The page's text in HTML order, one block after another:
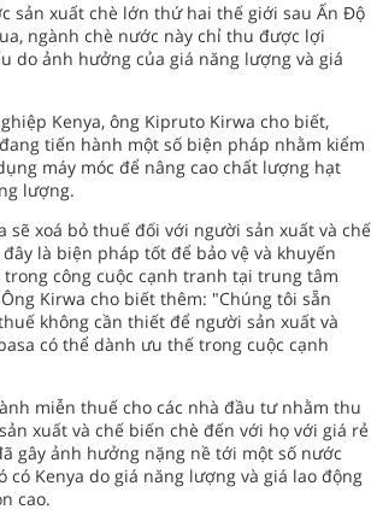
sản xuất chè lớn thứ hai thế giới sau Ấn Độ
ngành chè nước này chỉ thu được lợi
do ảnh hưởng của giá năng lượng và giá
Kenya, ông Kipruto Kirwa cho biết,
tiến hành một số biện pháp nhằm kiểm
máy móc để nâng cao chất lượng hạt
lượng.
sẽ xoá bỏ thuế đối với người sản xuất và chế
là biện pháp tốt để bảo vệ và khuyến
công cuộc cạnh tranh tại trung tâm
Kirwa cho biết thêm: "Chúng tôi sẵn
không cần thiết để người sản xuất và
có thể dành ưu thế trong cuộc cạnh
miễn thuế cho các nhà đầu tư nhằm thu
xuất và chế biến chè đến với họ với giá rẻ
gây ảnh hưởng nặng nề tới một số nước
có Kenya do giá năng lượng và giá lao động
cao.